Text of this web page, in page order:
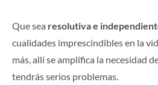
Que sea resolutiva e
cualidades imprescindibles en la
más, allí se amplifica la necesidad
tendrás serios problemas.